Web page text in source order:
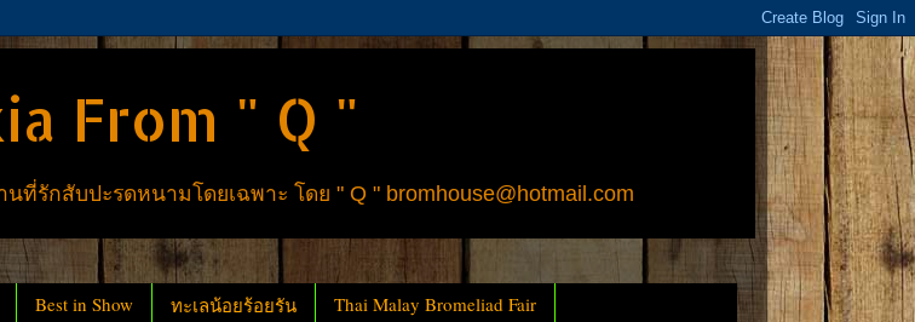
From " Q "
รักสับปะรดหนามโดยเฉพาะ โดย " Q " bromhouse@hotmail.com
Best in Show ทะเลน้อยร้อยรัน Thai Malay Bromeliad Fair